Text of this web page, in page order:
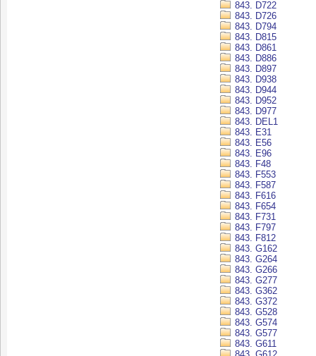
843. D722
843. D726
843. D794
843. D815
843. D861
843. D886
843. D897
843. D938
843. D944
843. D952
843. D977
843. DEL1
843. E31
843. E56
843. E96
843. F48
843. F553
843. F587
843. F616
843. F654
843. F731
843. F797
843. F812
843. G162
843. G264
843. G266
843. G277
843. G362
843. G372
843. G528
843. G574
843. G577
843. G611